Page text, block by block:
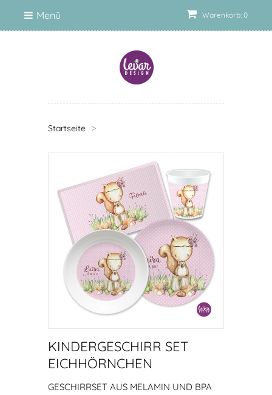
Warenkorb: 0
Menü
Startseite >
KINDERGESCHIRR SET
EICHHÖRNCHEN
GESCHIRRSET AUS MELAMIN UND BPA